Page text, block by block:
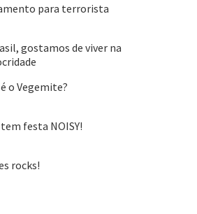
para terrorista
gostamos de viver na
o Vegemite?
festa NOISY!
rocks!